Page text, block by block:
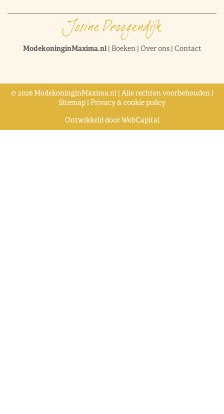
ModekoninginMaxima.nl| Boeken| Over ons| Contact
© 2026 ModekoninginMaxima.nl | Alle rechten voorbehouden |
Sitemap | Privacy & cookie policy
Ontwikkeld doorWebCapital